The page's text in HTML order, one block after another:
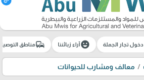
دخول تجار الجملة emoji_emotionsآراء زبائننا commuteمناطق
معالف ومشارب للحيوانات